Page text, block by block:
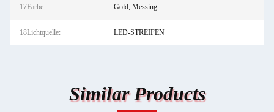
17Farbe: Gold, Messing
18Lichtquelle: LED-STREIFEN
Similar Products